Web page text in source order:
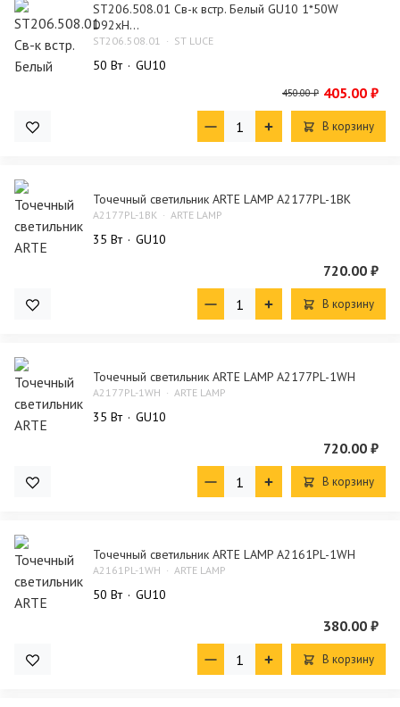
ST206.508.01 Св-к встр. Белый GU10 1*50W
D92xH...
ST206.508.01 ST LUCE
50 Bт GU10
450.00 ₽ 405.00 ₽
В корзину
Точечный светильник ARTE LAMP A2177PL-1BK
A2177PL-1BK ARTE LAMP
35 Bт GU10
720.00 ₽
В корзину
Точечный светильник ARTE LAMP A2177PL-1WH
A2177PL-1WH ARTE LAMP
35 Bт GU10
720.00 ₽
В корзину
Точечный светильник ARTE LAMP A2161PL-1WH
A2161PL-1WH ARTE LAMP
50 Bт GU10
380.00 ₽
В корзину